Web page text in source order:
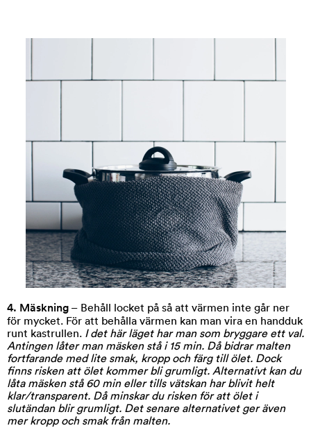
4. Mäskning – Behåll locket på så att värmen inte går ner
för mycket. För att behålla värmen kan man vira en handduk
runt kastrullen. I det här läget har man som bryggare ett val.
Antingen låter man mäsken stå i 15 min. Då bidrar malten
fortfarande med lite smak, kropp och färg till ölet. Dock
finns risken att ölet kommer bli grumligt. Alternativt kan du
låta mäsken stå 60 min eller tills vätskan har blivit helt
klar/transparent. Då minskar du risken för att ölet i
slutändan blir grumligt. Det senare alternativet ger även
mer kropp och smak från malten.